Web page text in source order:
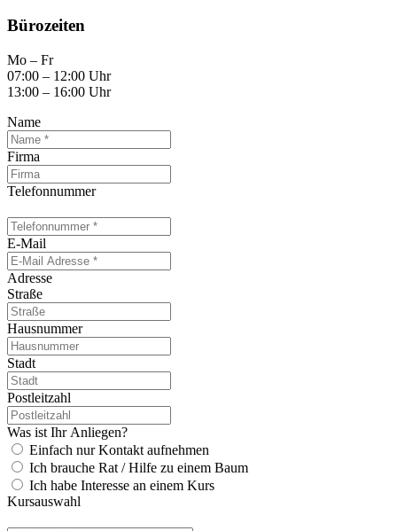
Bürozeiten
Mo – Fr
07:00 – 12:00 Uhr
13:00 – 16:00 Uhr
Name
Firma
Telefonnummer
E-Mail
Adresse
Straße
Hausnummer
Stadt
Postleitzahl
Was ist Ihr Anliegen?
Einfach nur Kontakt aufnehmen
Ich brauche Rat / Hilfe zu einem Baum
Ich habe Interesse an einem Kurs
Kursauswahl